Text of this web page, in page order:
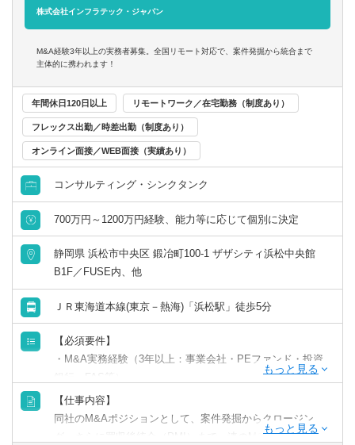
■経営管理体制の強化（財務・経営管理責任者とも連携）
■グループ企業間シナジーの創出 など
少数精鋭で創業期の同社。「インフラメンテナンス産業を
世界に」というビジョンのもと
従業員が存分にスキルを発揮できる、働きやすい環境づく
りを大事にしています。
「ライフステージや居住地などを理由に、キャリアを諦め
度を設けています。
じることが可能です。
株式会社インフラテック・ジャパン
M&A経験3年以上の実務者募集。全国リモート対応で、案件発掘から統合まで
主体的に携われます！
年間休日120日以上 リモートワーク／在宅勤務（制度あり）
フレックス出勤／時差出勤（制度あり）
オンライン面接／WEB面接（実績あり）
コンサルティング・シンクタンク
700万円～1200万円経験、能力等に応じて個別に決定
静岡県 浜松市中央区 鍛冶町100-1 ザザシティ浜松中央館
B1F／FUSE内、他
ＪＲ東海道本線(東京－熱海)「浜松駅」徒歩5分
【必須要件】
・M&A実務経験（3年以上：事業会社・PEファンド・投資
銀行・FAS等）
・M&Aにおけるソーシング・DD・企業価値算定・交渉・契
約などの実行スキル
【仕事内容】
同社のM&Aポジションとして、案件発掘からクロージン
グ、さらに買収後統合（PMI）まで一連のM&Aプロセスの